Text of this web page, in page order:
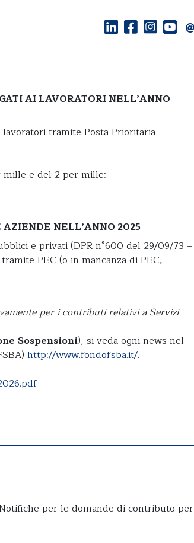
2025
AI LAVORATORI NELL’ANNO
tramite Posta Prioritaria
mille e del 2 per mille:
NELL’ANNO 2025
e privati (DPR n°600 del 29/09/73 –
PEC (o in mancanza di PEC,
per i contributi relativi a Servizi
Sospensioni), si veda ogni news nel
http://www.fondofsba.it/.
per le domande di contributo per